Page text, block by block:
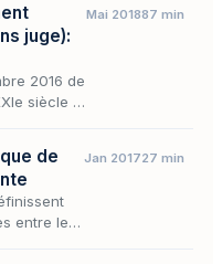
juge):
2016 de
siècle a
Mai 201887 min
de
entre les
Jan 201727 min